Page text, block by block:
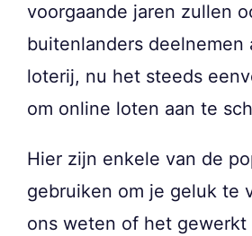
voorgaande jaren zullen
buitenlanders deelnemen
loterij, nu het steeds
om online loten aan te
Hier zijn enkele van de
gebruiken om je geluk te
ons weten of het gewerkt